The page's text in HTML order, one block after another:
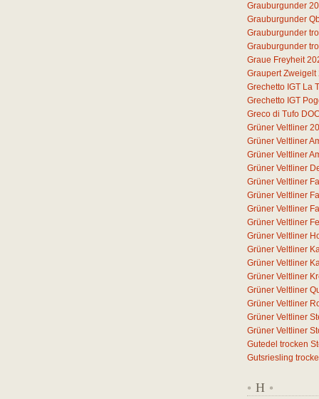
Grauburgunder
Grauburgunder
Grauburgunder
Grauburgunder
Graue Freyheit
Graupert Zweigelt
Grechetto IGT La
Grechetto IGT
Greco di Tufo
Grüner Veltliner
Grüner Veltliner
Grüner Veltliner
Grüner Veltliner
Grüner Veltliner
Grüner Veltliner
Grüner Veltliner
Grüner Veltliner
Grüner Veltliner
Grüner Veltliner
Grüner Veltliner
Grüner Veltliner
Grüner Veltliner
Grüner Veltliner
Grüner Veltliner
Grüner Veltliner
Gutedel trocken
Gutsriesling
* H *